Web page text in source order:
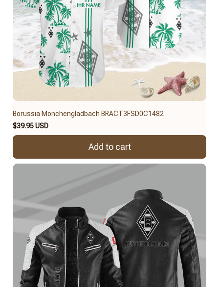
Borussia Mönchengladbach BRACT3FSD0C1482
$39.95 USD
Add to cart